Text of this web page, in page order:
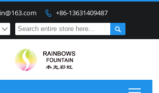
 +86-13631409487

